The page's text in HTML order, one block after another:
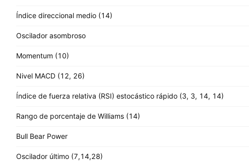
Índice direccional medio (14)
Oscilador asombroso
Momentum (10)
Nivel MACD (12, 26)
Índice de fuerza relativa (RSI) estocástico rápido (3, 3, 14, 14)
Rango de porcentaje de Williams (14)
Bull Bear Power
Oscilador último (7,14,28)